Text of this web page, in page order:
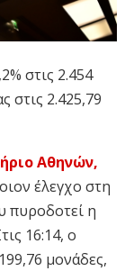
στις 2.454
στις 2.425,79
Αθηνών,
έλεγχο στη
πυροδοτεί η
16:14, ο
μονάδες,